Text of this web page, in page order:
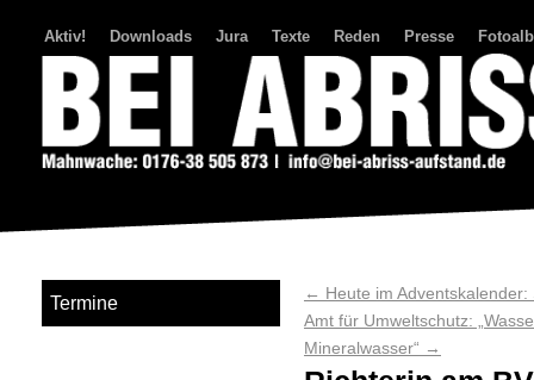
Aktiv! Downloads Jura Texte Reden Presse
← Heute im
Amt für Umweltschutz:
Mineralwasser“ →
Termine